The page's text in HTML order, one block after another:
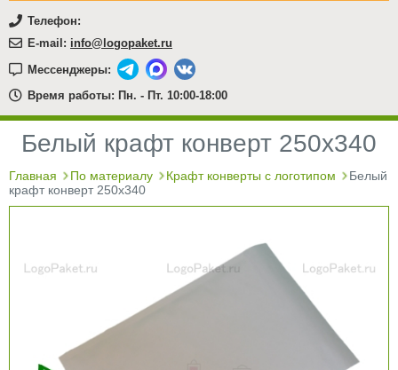
Телефон:
E-mail: info@logopaket.ru
Мессенджеры:
Время работы: Пн. - Пт. 10:00-18:00
Белый крафт конверт 250х340
Главная По материалу Крафт конверты с логотипом
Белый
крафт конверт 250х340